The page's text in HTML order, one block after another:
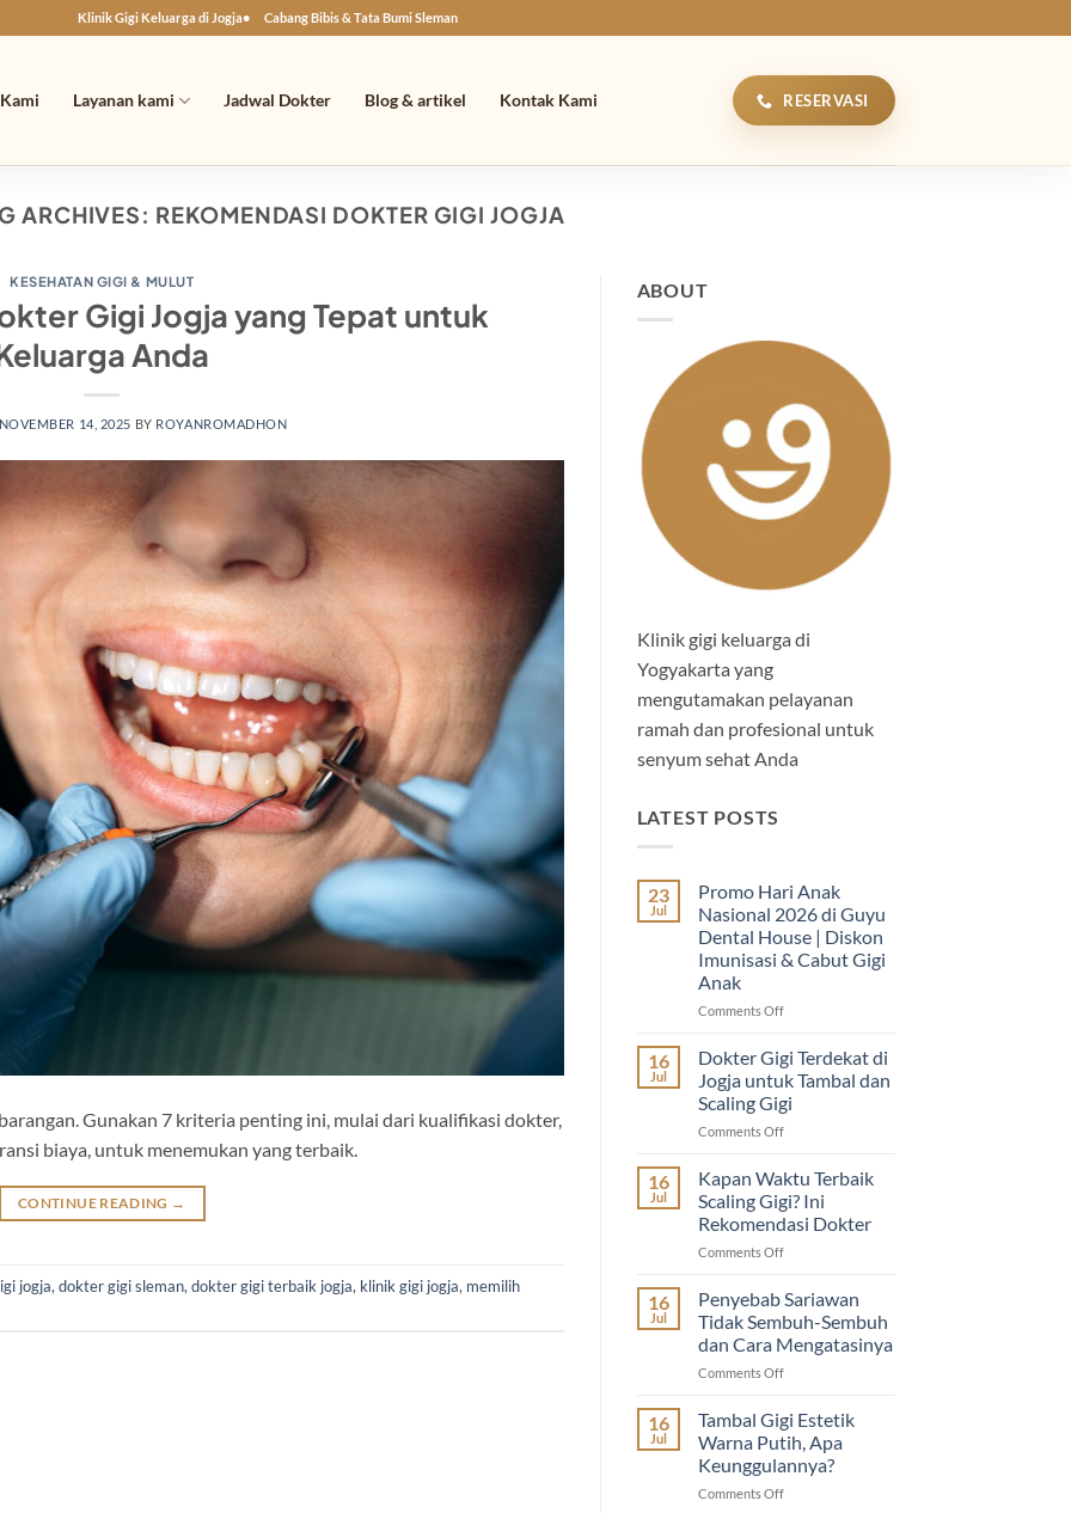
Klinik Gigi Keluarga di Jogja Cabang Bibis & Tata Bumi Sleman
Layanan kami Jadwal Dokter Blog & artikel Kontak Kami RESERVASI
ARCHIVES: REKOMENDASI DOKTER GIGI JOGJA
KESEHATAN GIGI & MULUT
Gigi Jogja yang Tepat untuk
Anda
14, 2025 BY ROYANROMADHON
Gunakan 7 kriteria penting ini, mulai dari kualifikasi dokter,
biaya, untuk menemukan yang terbaik.
CONTINUE READING →
jogja, dokter gigi sleman, dokter gigi terbaik jogja, klinik gigi jogja, memilih
ABOUT
Klinik gigi keluarga di
Yogyakarta yang
mengutamakan pelayanan
ramah dan profesional untuk
senyum sehat Anda
LATEST POSTS
23
Jul
Promo Hari Anak
Nasional 2026 di Guyu
Dental House | Diskon
Imunisasi & Cabut Gigi
Anak
Comments Offon
Hari
Anak
Nasional
2026
di
Dental
|
Diskon
Imunisasi
Cabut
Gigi
Anak
16
Jul
Dokter Gigi Terdekat di
Jogja untuk Tambal dan
Scaling Gigi
Comments Offon
Gigi
Terdekat
di
Jogja
untuk
dan
Gigi
16
Jul
Kapan Waktu Terbaik
Scaling Gigi? Ini
Rekomendasi Dokter
Comments Offon
Waktu
Terbaik
Scaling
Gigi?
Ini
Dokter
16
Jul
Penyebab Sariawan
Tidak Sembuh-Sembuh
dan Cara Mengatasinya
Comments Offon
Sariawan
Tidak
Sembuh-
Sembuh
dan
16
Jul
Tambal Gigi Estetik
Warna Putih, Apa
Keunggulannya?
Comments Offon